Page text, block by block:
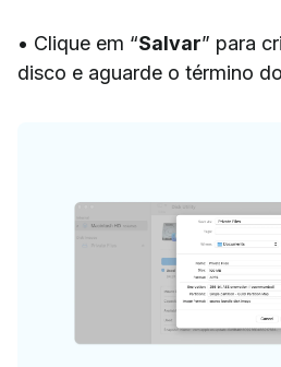
• Clique em “Salvar” para
disco e aguarde o término